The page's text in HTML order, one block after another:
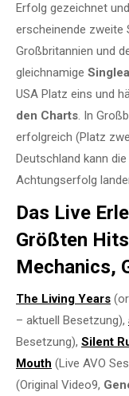
Erfolg gezeichnet
erscheinende zweite
Großbritannien und
gleichnamige
USA Platz eins und
den Charts. In
erfolgreich (Platz
Deutschland kann
Achtungserfolg
Das Live
Größten
Mechanics,
The Living Years
– aktuell Besetzung),
Besetzung), Silent
Mouth (Live AVO
(Original Video9,